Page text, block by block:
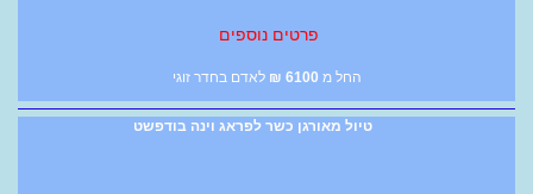
פרטים נוספים
החל מ 6100
₪ לאדם בחדר זוגי
טיול מאורגן כשר לפראג וינה בודפשט